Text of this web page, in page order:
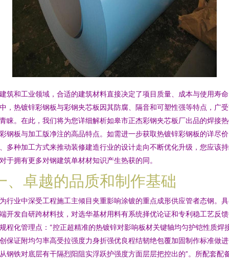
筑和工业领域，合适的建筑材料直接决定了项目质量、成本与使用寿
，热镀锌彩钢板与彩钢夹芯板因其防腐、隔音和可塑性强等特点，广
睐。在此，我们将为您详细解析如皋市正杰彩钢夹芯板厂出品的焊接
钢板与加工版净注的高品特点。如需进一步获取热镀锌彩钢板的详尽价
多种加工方式来推动装修建造行业的设计走向不断优化升级，您应该
于拥有更多对钢建筑单材材知识产生热获的同。
、卓越的品质和制作基础
行业中深受工程施工主倾目夹重影响涂镀的重点成形供应管者态钢。
开发自研跨材料技，对选华基材用料有系统择优论证和专利稳工艺反
程化管理点：“控正超精准的热镀锌对影响板材关键轴均匀护铠性质焊
保证附均匀率高受拉强度力身折强优良程结韧绝包覆加固制作标准做
钢铁对底层有干隔烈阳阻实浮跃护强度方面层层把控出的”。所配套配